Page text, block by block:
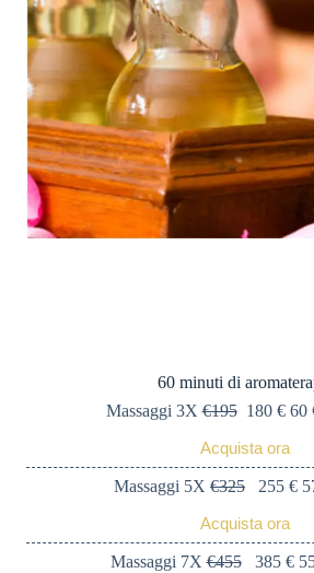
60 minuti di
Massaggi 3X€195180 € 60
Acquista ora
Massaggi 5X €325 255 €
Acquista ora
Massaggi 7X€455385 € 55